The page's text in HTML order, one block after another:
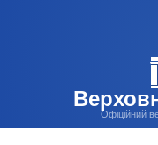
Офіційний